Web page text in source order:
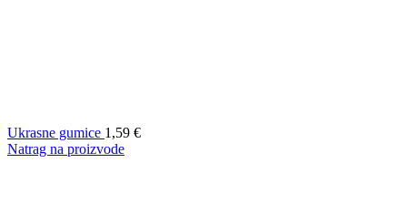
Ukrasne gumice 1,59 €
Natrag na proizvode